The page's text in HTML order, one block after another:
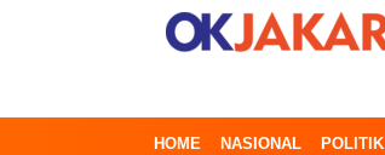
HOME NASIONAL POLITIK